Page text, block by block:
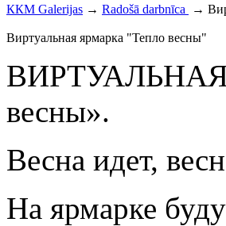
ККМ Galerijas → Radošā darbnīca →
Виртуальная ярмарка "Тепло весны"
ВИРТУАЛЬНАЯ
весны».
Весна идет,
На ярмарке